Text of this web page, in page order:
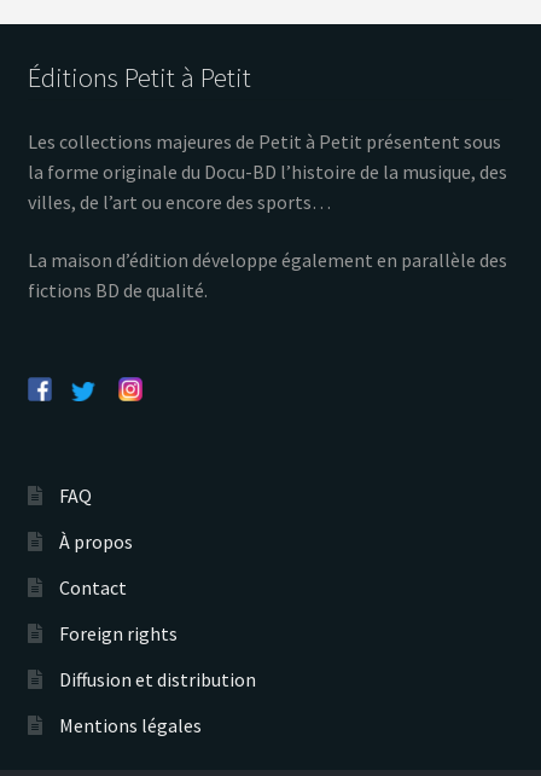
Éditions Petit à Petit
Les collections majeures de Petit à Petit présentent sous
la forme originale du Docu-BD l’histoire de la musique, des
villes, de l’art ou encore des sports…
La maison d’édition développe également en parallèle des
fictions BD de qualité.
FAQ
À propos
Contact
Foreign rights
Diffusion et distribution
Mentions légales